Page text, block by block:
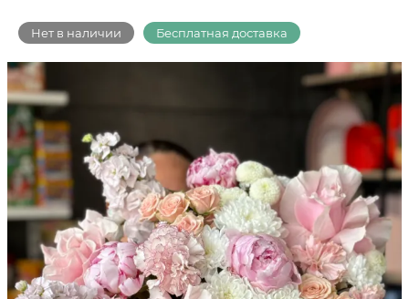
Нет в наличии Бесплатная доставка